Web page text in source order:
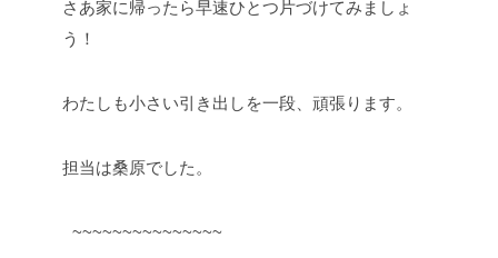
さあ家に帰ったら早速ひとつ片づけてみましょ
う！
わたしも小さい引き出しを一段、頑張ります。
担当は桑原でした。
~~~~~~~~~~~~~~~